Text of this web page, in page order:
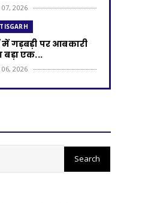
2026
में गड़बड़ी पर आबकारी
बड़ा एक...
2026
2026
के निर्माण